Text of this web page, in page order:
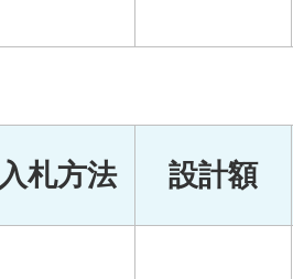
入札方法 設計額